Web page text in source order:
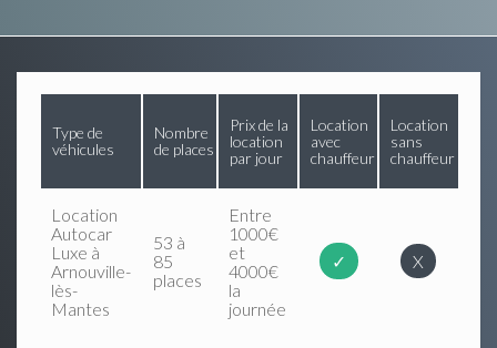
Type de
véhicules
Nombre
de places
Prix de la
location
par jour
Location
avec
chauffeur
Location
sans
chauffeur
Location
Autocar
Luxe à
Arnouville-
lès-
Mantes
53 à
85
places
Entre
1000€
et
4000€
la
journée
✓ X